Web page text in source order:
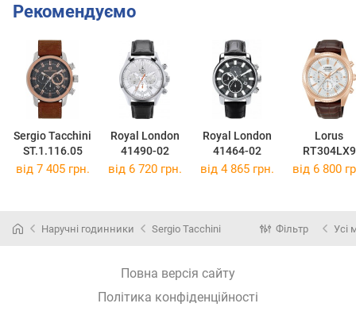
Рекомендуємо
Sergio Tacchini
ST.1.116.05
Royal London
41490-02
Royal London
41464-02
Lorus
RT304LX9
від 7 405 грн. від 6 720 грн. від 4 865 грн. від 6 800
Наручні годинники Sergio Tacchini Фільтр Усі
Повна версія сайту
Політика конфіденційності